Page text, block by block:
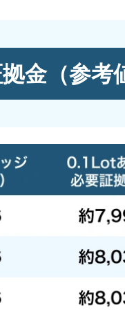
金（参考